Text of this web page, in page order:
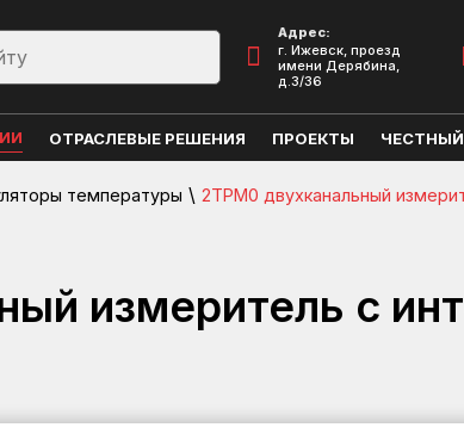
Адрес:
г. Ижевск, проезд
имени Дерябина,
д.3/36
ОТРАСЛЕВЫЕ РЕШЕНИЯ ПРОЕКТЫ
температуры \ 2ТРМ0 двухканальный
измеритель с